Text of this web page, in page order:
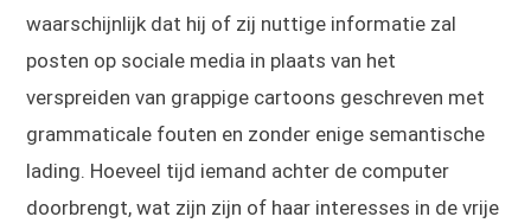
waarschijnlijk dat hij of zij nuttige informatie zal
posten op sociale media in plaats van het
verspreiden van grappige cartoons geschreven met
grammaticale fouten en zonder enige semantische
lading. Hoeveel tijd iemand achter de computer
doorbrengt, wat zijn zijn of haar interesses in de vrije